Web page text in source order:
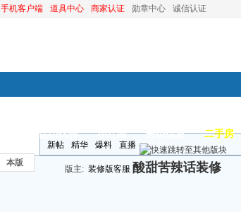
手机客户端 道具中心 商家认证 勋章中心 诚信认证
昆山优选 小红娘 分类信息 二手房
本版
新帖 精华 爆料 直播
版主: 装修版客服 酸甜苦辣话装修